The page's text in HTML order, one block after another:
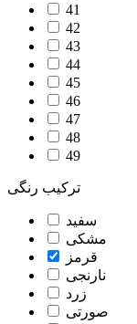
41
42
43
44
45
46
47
48
49
ترکیب رنگی
سفید
مشکی
قرمز
نارنجی
زرد
صورتی